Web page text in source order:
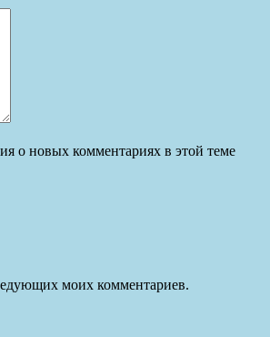
о новых комментариях в этой теме
моих комментариев.